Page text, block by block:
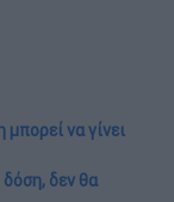
να γίνει
δόση, δεν θα